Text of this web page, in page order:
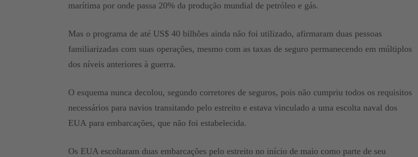
marítima por onde passa 20% da produção mundial de petróleo e gás.
Mas o programa de até US$ 40 bilhões ainda não foi utilizado, afirmaram duas pessoas
familiarizadas com suas operações, mesmo com as taxas de seguro permanecendo em múltiplos
dos níveis anteriores à guerra.
O esquema nunca decolou, segundo corretores de seguros, pois não cumpriu todos os requisitos
necessários para navios transitando pelo estreito e estava vinculado a uma escolta naval dos
EUA para embarcações, que não foi estabelecida.
Os EUA escoltaram duas embarcações pelo estreito no início de maio como parte de seu